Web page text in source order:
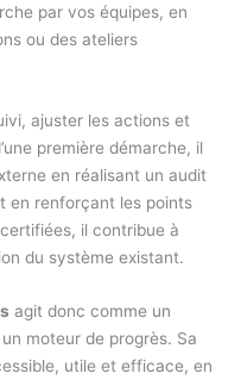
par vos équipes, en
ou des ateliers
ajuster les actions et
première démarche, il
en réalisant un audit
en renforçant les points
il contribue à
du système existant.
agit donc comme un
moteur de progrès. Sa
utile et efficace, en